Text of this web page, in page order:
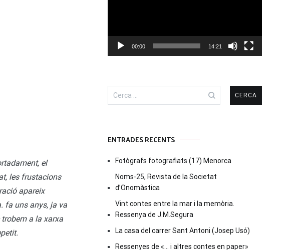
el
les frustacions
apareix
fa uns anys, ja va
a la xarxa
00:00 14:21
ENTRADES RECENTS
Fotògrafs fotografiats (17) Menorca
Noms-25, Revista de la Societat
d’Onomàstica
Vint contes entre la mar i la memòria.
Ressenya de J.M.Segura
La casa del carrer Sant Antoni (Josep Usó)
Ressenyes de «… i altres contes en paper»